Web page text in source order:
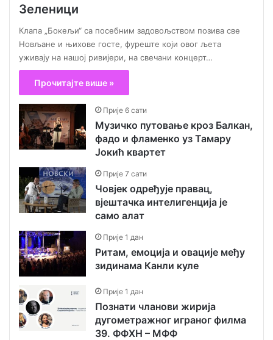
Зеленици
Клапа „Бокељи“ са посебним задовољством позива све
Новљане и њихове госте, фуреште који овог љета
уживају на нашој ривијери, на свечани концерт…
Прочитајте више »
Прије 6 сати
Музичко путовање кроз Балкан,
фадо и фламенко уз Тамару
Јокић квартет
Прије 7 сати
Човјек одређује правац,
вјештачка интелигенција је
само алат
Прије 1 дан
Ритам, емоција и овације међу
зидинама Канли куле
Прије 1 дан
Познати чланови жирија
дугометражног играног филма
39. ФФХН – МФФ